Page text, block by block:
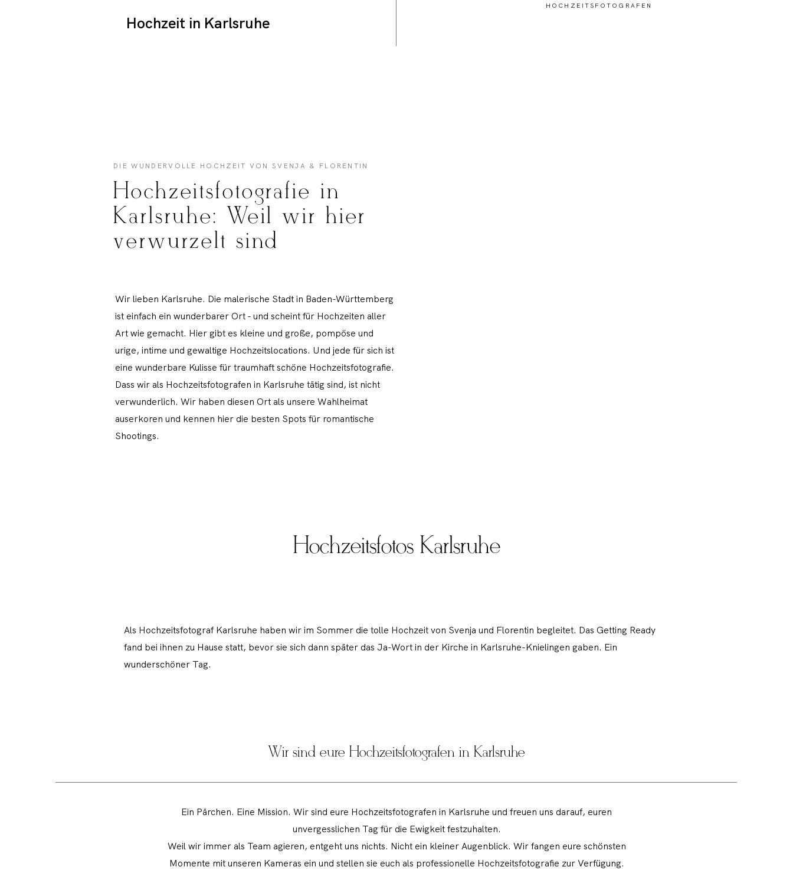
HOCHZEITSFOTOGRAFEN
Hochzeit in Karlsruhe
DIE WUNDERVOLLE HOCHZEIT VON SVENJA & FLORENTIN
Hochzeitsfotografie in
Karlsruhe: Weil wir hier
verwurzelt sind
Wir lieben Karlsruhe. Die malerische Stadt in Baden-Württemberg
ist einfach ein wunderbarer Ort - und scheint für Hochzeiten aller
Art wie gemacht. Hier gibt es kleine und große, pompöse und
urige, intime und gewaltige Hochzeitslocations. Und jede für sich ist
eine wunderbare Kulisse für traumhaft schöne Hochzeitsfotografie.
Dass wir als Hochzeitsfotografen in Karlsruhe tätig sind, ist nicht
verwunderlich. Wir haben diesen Ort als unsere Wahlheimat
auserkoren und kennen hier die besten Spots für romantische
Shootings.
Hochzeitsfotos Karlsruhe
Als Hochzeitsfotograf Karlsruhe haben wir im Sommer die tolle Hochzeit von Svenja und Florentin begleitet. Das Getting Ready
fand bei ihnen zu Hause statt, bevor sie sich dann später das Ja-Wort in der Kirche in Karlsruhe-Knielingen gaben. Ein
wunderschöner Tag.
Wir sind eure Hochzeitsfotografen in Karlsruhe
Ein Pärchen. Eine Mission. Wir sind eure Hochzeitsfotografen in Karlsruhe und freuen uns darauf, euren
unvergesslichen Tag für die Ewigkeit festzuhalten.
Weil wir immer als Team agieren, entgeht uns nichts. Nicht ein kleiner Augenblick. Wir fangen eure schönsten
Momente mit unseren Kameras ein und stellen sie euch als professionelle Hochzeitsfotografie zur Verfügung.